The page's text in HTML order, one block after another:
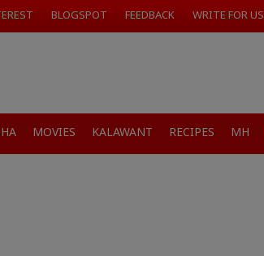
BLOGSPOT FEEDBACK WRITE FOR US
MOVIES KALAWANT RECIPES MH